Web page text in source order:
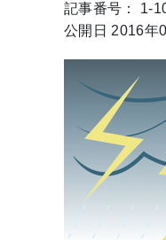
記事番号： 1-
公開日 2016年